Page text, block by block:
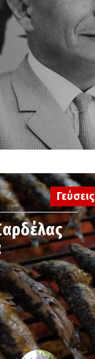
Γεύσεις